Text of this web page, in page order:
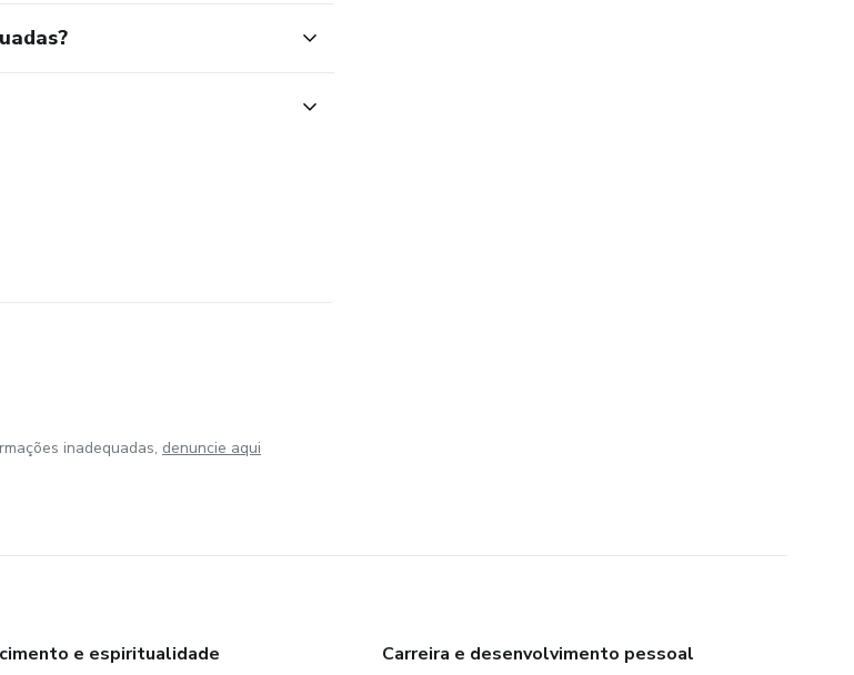
inadequadas, denuncie aqui
e espiritualidade
Carreira e desenvolvimento pessoal